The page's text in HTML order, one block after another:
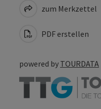
zum Merkzettel
PDF erstellen
powered by TOURDATA